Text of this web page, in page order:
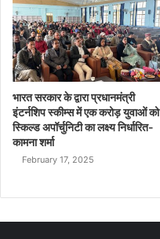
भारत सरकार के द्वारा प्रधानमंत्री
इंटर्नशिप स्कीम्स में एक करोड़ युवाओं को
स्किल्ड अपॉर्चुनिटी का लक्ष्य निर्धारित-
कामना शर्मा
February 17, 2025